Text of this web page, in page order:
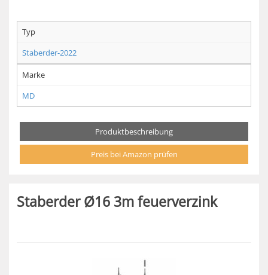
Typ
Staberder-2022
Marke
MD
Produktbeschreibung
Preis bei Amazon prüfen
Staberder Ø16 3m feuerverzink